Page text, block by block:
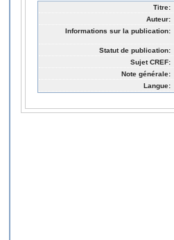
Titre:
Auteur:
Informations sur la publication:
Statut de publication:
Sujet CREF:
Note générale:
Langue: